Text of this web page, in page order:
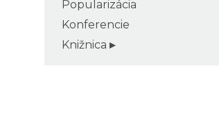
Popularizácia
Konferencie
Knižnica